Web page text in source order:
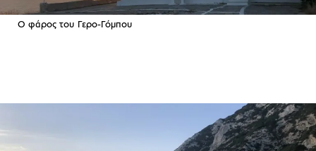
Ο φάρος του Γερο-Γόμπου